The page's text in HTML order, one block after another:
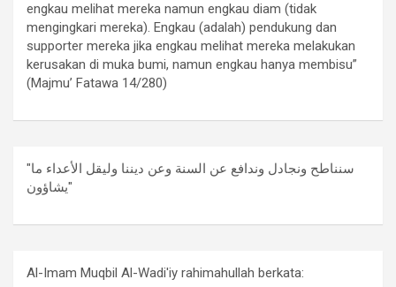
engkau melihat mereka namun engkau diam (tidak
mengingkari mereka). Engkau (adalah) pendukung dan
supporter mereka jika engkau melihat mereka melakukan
kerusakan di muka bumi, namun engkau hanya membisu”
(Majmu’ Fatawa 14/280)
"سنناطح ونجادل وندافع عن السنة وعن ديننا وليقل الأعداء ما
يشاؤون"
Al-Imam Muqbil Al-Wadi'iy rahimahullah berkata: